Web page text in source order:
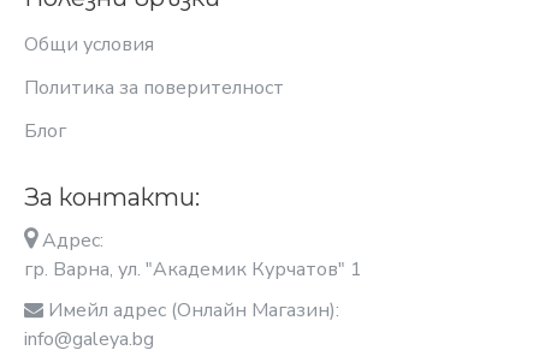
Общи условия
Политика за поверителност
Блог
За контакти:
Адрес:
гр. Варна, ул. "Академик Курчатов" 1
Имейл адрес (Онлайн Магазин):
info@galeya.bg